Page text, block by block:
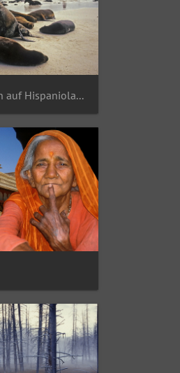
012 Seelöwen auf Hispaniola Island